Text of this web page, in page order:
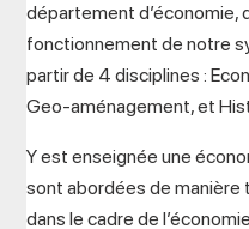
département d’économie,
fonctionnement de notre
partir de 4 disciplines :
Geo-aménagement, et
Y est enseignée une
sont abordées de
dans le cadre de